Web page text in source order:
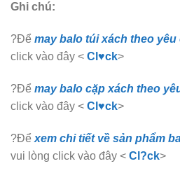
Ghi chú:
?Để may balo túi xách theo yêu
click vào đây < Cl♥ck>
?Để may balo cặp xách theo
click vào đây < Cl♥ck>
?Để xem chi tiết về sản phẩm
vui lòng click vào đây < Cl?ck>